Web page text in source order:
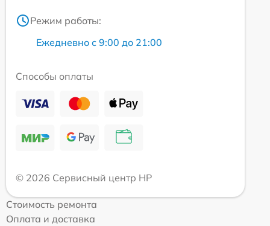
Режим работы:
Ежедневно с 9:00 до 21:00
Способы оплаты
© 2026 Сервисный центр HP
Стоимость ремонта
Оплата и доставка